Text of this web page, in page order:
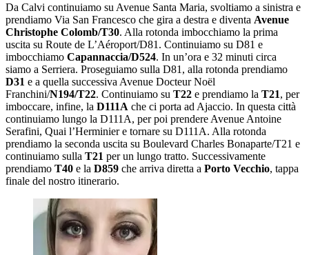
Da Calvi continuiamo su Avenue Santa Maria, svoltiamo a sinistra e
prendiamo Via San Francesco che gira a destra e diventa Avenue
Christophe Colomb/T30. Alla rotonda imbocchiamo la prima
uscita su Route de L’Aéroport/D81. Continuiamo su D81 e
imbocchiamo Capannaccia/D524. In un’ora e 32 minuti circa
siamo a Serriera. Proseguiamo sulla D81, alla rotonda prendiamo
D31 e a quella successiva Avenue Docteur Noël
Franchini/N194/T22. Continuiamo su T22 e prendiamo la T21, per
imboccare, infine, la D111A che ci porta ad Ajaccio. In questa città
continuiamo lungo la D111A, per poi prendere Avenue Antoine
Serafini, Quai l’Herminier e tornare su D111A. Alla rotonda
prendiamo la seconda uscita su Boulevard Charles Bonaparte/T21 e
continuiamo sulla T21 per un lungo tratto. Successivamente
prendiamo T40 e la D859 che arriva diretta a Porto Vecchio, tappa
finale del nostro itinerario.